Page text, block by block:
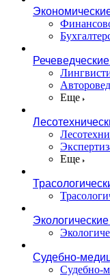
Еще
Еще
Судебно-
Судебно-